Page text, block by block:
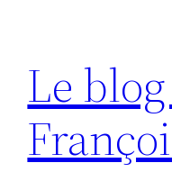
contenu
Le